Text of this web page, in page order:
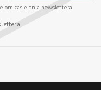
zasielania newslettera.